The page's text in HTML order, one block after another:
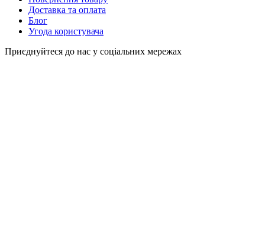
Доставка та оплата
Блог
Угода користувача
Приєднуйтеся до нас у соціальних мережах